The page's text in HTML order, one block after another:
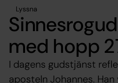
Lyssna
med hopp
I dagens gudstjänst
aposteln Johannes.